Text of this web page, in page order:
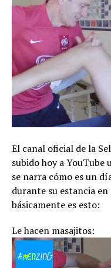
El canal oficial de la
subido hoy a YouTube
se narra cómo es un
durante su estancia
básicamente es esto:
Le hacen masajitos: